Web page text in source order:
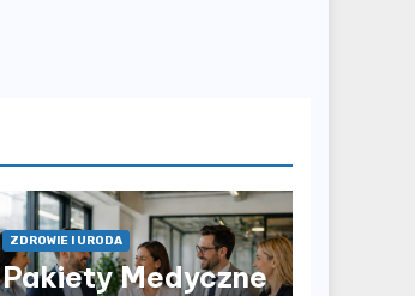
ZDROWIE I URODA
Pakiety Medyczne